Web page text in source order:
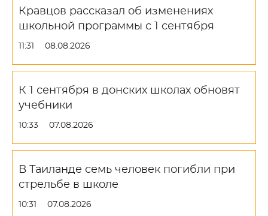
Кравцов рассказал об изменениях
школьной программы с 1 сентября
11:31 08.08.2026
К 1 сентября в донских школах обновят
учебники
10:33 07.08.2026
В Таиланде семь человек погибли при
стрельбе в школе
10:31 07.08.2026